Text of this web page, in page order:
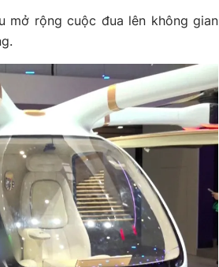
mở rộng cuộc đua lên không gian